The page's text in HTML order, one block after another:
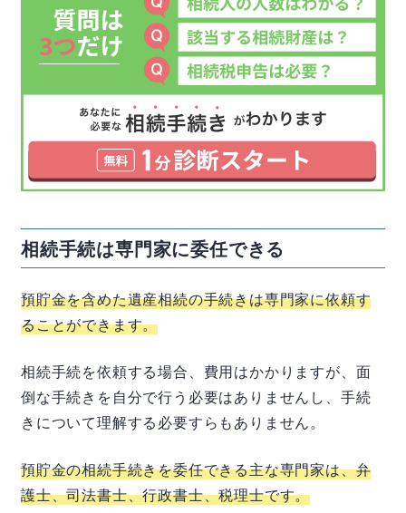
相続手続は専門家に委任できる
預貯金を含めた遺産相続の手続きは専門家に依頼す
ることができます。
相続手続を依頼する場合、費用はかかりますが、面
倒な手続きを自分で行う必要はありませんし、手続
きについて理解する必要すらもありません。
預貯金の相続手続きを委任できる主な専門家は、弁
護士、司法書士、行政書士、税理士です。